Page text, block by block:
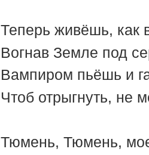
Теперь живёшь, как
Вогнав Земле под
Вампиром пьёшь и
Чтоб отрыгнуть, не
Тюмень, Тюмень,